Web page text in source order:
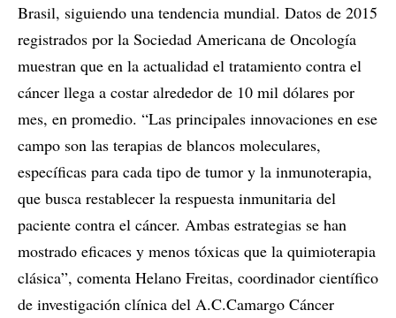
Brasil, siguiendo una tendencia mundial. Datos de 2015
registrados por la Sociedad Americana de Oncología
muestran que en la actualidad el tratamiento contra el
cáncer llega a costar alrededor de 10 mil dólares por
mes, en promedio. “Las principales innovaciones en ese
campo son las terapias de blancos moleculares,
específicas para cada tipo de tumor y la inmunoterapia,
que busca restablecer la respuesta inmunitaria del
paciente contra el cáncer. Ambas estrategias se han
mostrado eficaces y menos tóxicas que la quimioterapia
clásica”, comenta Helano Freitas, coordinador científico
de investigación clínica del A.C.Camargo Cáncer